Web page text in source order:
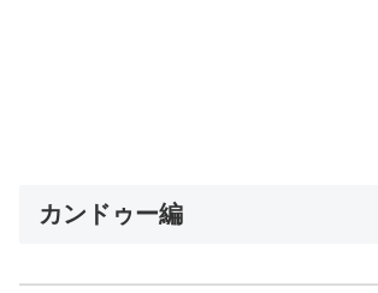
カンドゥー編